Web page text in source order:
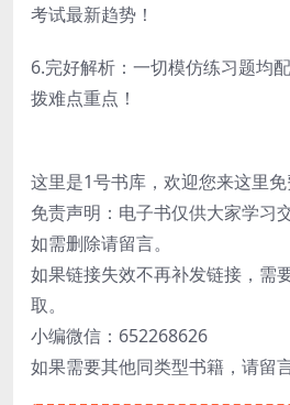
考试最新趋势！
6.完好解析：一切模仿练习题均
拨难点重点！
这里是1号书库，欢迎您来这里免
免责声明：电子书仅供大家学习
如需删除请留言。
如果链接失效不再补发链接，需
取。
小编微信：652268626
如果需要其他同类型书籍，请留